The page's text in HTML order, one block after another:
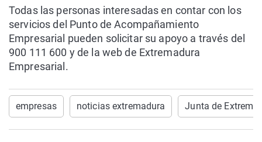
Todas las personas interesadas en contar con los
servicios del Punto de Acompañamiento
Empresarial pueden solicitar su apoyo a través del
900 111 600 y de la web de Extremadura
Empresarial.
empresas noticias extremadura Junta de